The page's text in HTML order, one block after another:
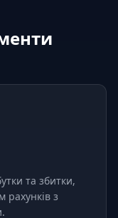
та збитки,
рахунків з